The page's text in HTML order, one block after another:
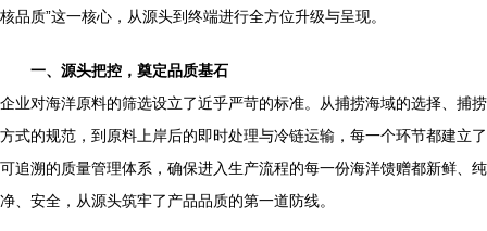
核品质”这一核心，从源头到终端进行全方位升级与呈现。
一、源头把控，奠定品质基石
企业对海洋原料的筛选设立了近乎严苛的标准。从捕捞海域的选择、捕捞
方式的规范，到原料上岸后的即时处理与冷链运输，每一个环节都建立了
可追溯的质量管理体系，确保进入生产流程的每一份海洋馈赠都新鲜、纯
净、安全，从源头筑牢了产品品质的第一道防线。